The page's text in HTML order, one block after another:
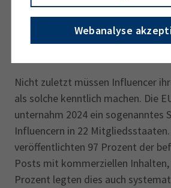
Webanalyse
Nicht zuletzt müssen Influencer
als solche kenntlich machen. Die
unternahm 2024 ein sogenanntes
Influencern in 22
veröffentlichten 97 Prozent der
Posts mit kommerziellen Inhalten,
Prozent legten dies auch